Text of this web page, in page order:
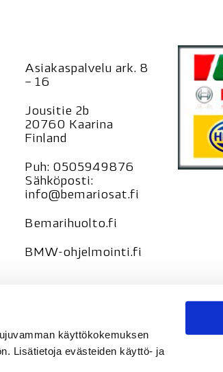
käyttökokemuksen
Lisätietoja evästeiden käyttö- ja
Asiakaspalvelu ark. 8
– 16
Jousitie 2b
20760 Kaarina
Finland
Puh: 0505949876
Sähköposti:
info@bemariosat.fi
Bemarihuolto.fi
BMW-ohjelmointi.fi
Rekisteriseloste